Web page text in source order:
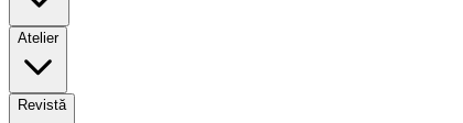
Atelier
Revistă